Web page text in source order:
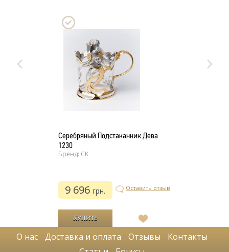
Серебряный Подстаканник Дева
1230
Бренд: CK
9 696грн. Оставить отзыв
В
список
желаний
О нас Доставка и оплата Отзывы
Контакты